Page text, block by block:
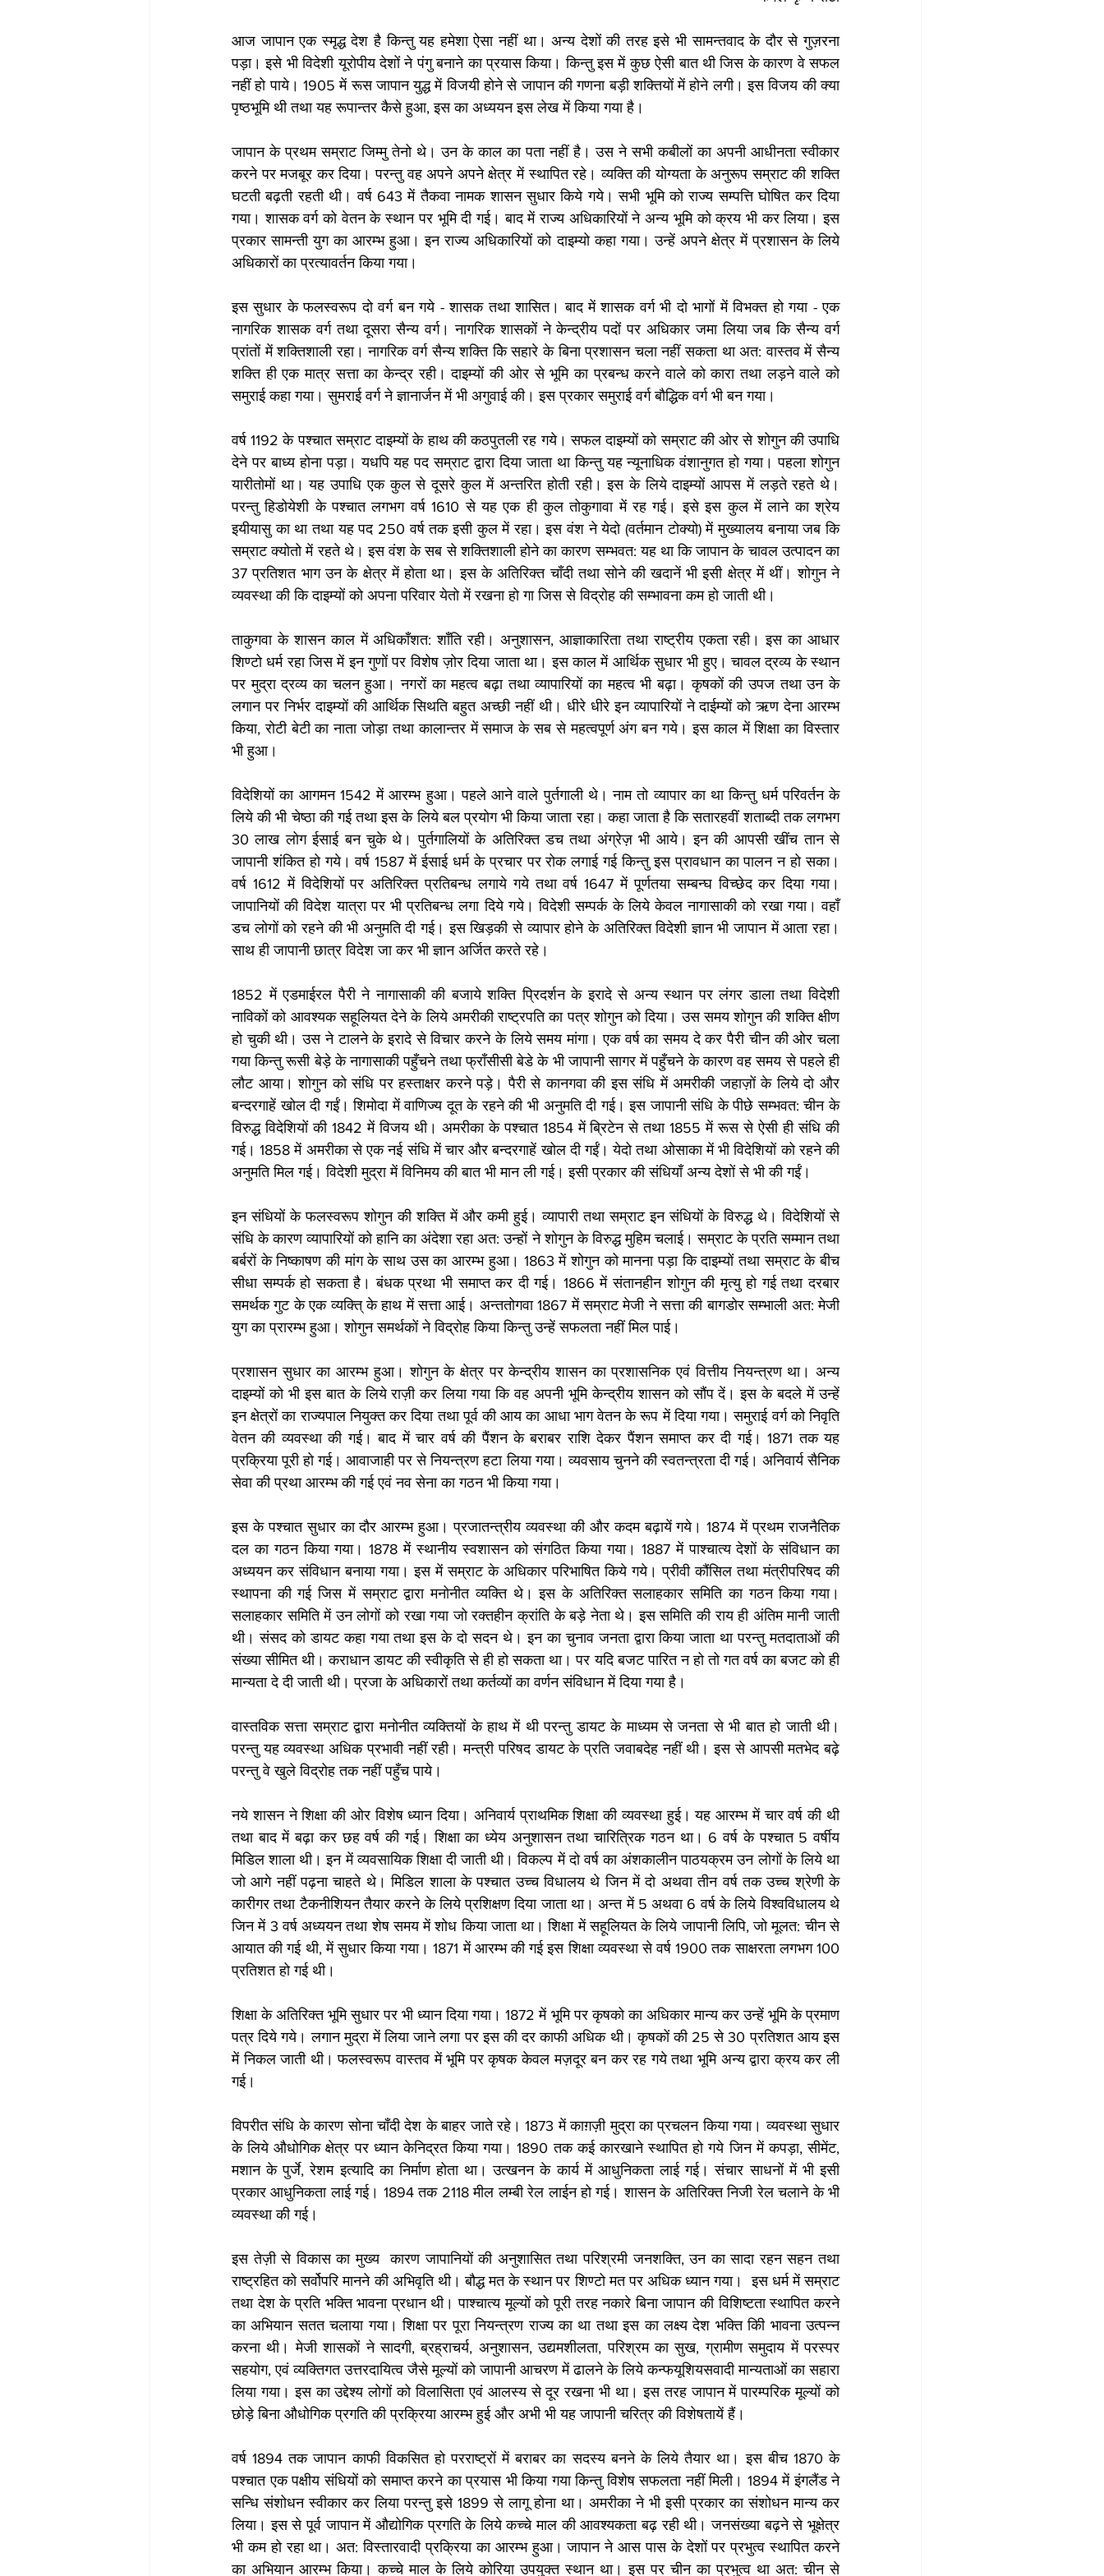
आज जापान एक स्मृद्ध देश है किन्तु यह हमेशा ऐसा नहीं था। अन्य देशों की तरह इसे भी सामन्तवाद के दौर से गुज़रना
पड़ा। इसे भी विदेशी यूरोपीय देशों ने पंगु बनाने का प्रयास किया। किन्तु इस में कुछ ऐसी बात थी जिस के कारण वे सफल
नहीं हो पाये। 1905 में रूस जापान युद्ध में विजयी होने से जापान की गणना बड़ी शक्तियों में होने लगी। इस विजय की क्या
पृष्ठभूमि थी तथा यह रूपान्तर कैसे हुआ, इस का अध्ययन इस लेख में किया गया है।
जापान के प्रथम सम्राट जिम्मु तेनो थे। उन के काल का पता नहीं है। उस ने सभी कबीलों का अपनी आधीनता स्वीकार
करने पर मजबूर कर दिया। परन्तु वह अपने अपने क्षेत्र में स्थापित रहे। व्यक्ति की योग्यता के अनुरूप सम्राट की शक्ति
घटती बढ़ती रहती थी। वर्ष 643 में तैकवा नामक शासन सुधार किये गये। सभी भूमि को राज्य सम्पत्ति घोषित कर दिया
गया। शासक वर्ग को वेतन के स्थान पर भूमि दी गई। बाद में राज्य अधिकारियों ने अन्य भूमि को क्रय भी कर लिया। इस
प्रकार सामन्ती युग का आरम्भ हुआ। इन राज्य अधिकारियों को दाइम्यो कहा गया। उन्हें अपने क्षेत्र में प्रशासन के लिये
अधिकारों का प्रत्यावर्तन किया गया।
इस सुधार के फलस्वरूप दो वर्ग बन गये - शासक तथा शासित। बाद में शासक वर्ग भी दो भागों में विभक्त हो गया - एक
नागरिक शासक वर्ग तथा दूसरा सैन्य वर्ग। नागरिक शासकों ने केन्द्रीय पदों पर अधिकार जमा लिया जब कि सैन्य वर्ग
प्रांतों में शक्तिशाली रहा। नागरिक वर्ग सैन्य शक्ति किे सहारे के बिना प्रशासन चला नहीं सकता था अत: वास्तव में सैन्य
शक्ति ही एक मात्र सत्ता का केन्द्र रही। दाइम्यों की ओर से भूमि का प्रबन्ध करने वाले को कारा तथा लड़ने वाले को
समुराई कहा गया। सुमराई वर्ग ने ज्ञानार्जन में भी अगुवाई की। इस प्रकार समुराई वर्ग बौद्धिक वर्ग भी बन गया।
वर्ष 1192 के पश्चात सम्राट दाइम्यों के हाथ की कठपुतली रह गये। सफल दाइम्यों को सम्राट की ओर से शोगुन की उपाधि
देने पर बाध्य होना पड़ा। यधपि यह पद सम्राट द्वारा दिया जाता था किन्तु यह न्यूनाधिक वंशानुगत हो गया। पहला शोगुन
यारीतोमों था। यह उपाधि एक कुल से दूसरे कुल में अन्तरित होती रही। इस के लिये दाइम्यों आपस में लड़ते रहते थे।
परन्तु हिडोयेशी के पश्चात लगभग वर्ष 1610 से यह एक ही कुल तोकुगावा में रह गई। इसे इस कुल में लाने का श्रेय
इयीयासु का था तथा यह पद 250 वर्ष तक इसी कुल में रहा। इस वंश ने येदो (वर्तमान टोक्यो) में मुख्यालय बनाया जब कि
सम्राट क्योतो में रहते थे। इस वंश के सब से शक्तिशाली होने का कारण सम्भवत: यह था कि जापान के चावल उत्पादन का
37 प्रतिशत भाग उन के क्षेत्र में होता था। इस के अतिरिक्त चाँदी तथा सोने की खदानें भी इसी क्षेत्र में थीं। शोगुन ने
व्यवस्था की कि दाइम्यों को अपना परिवार येतो में रखना हो गा जिस से विद्रोह की सम्भावना कम हो जाती थी।
ताकुगवा के शासन काल में अधिकाँशत: शाँति रही। अनुशासन, आज्ञाकारिता तथा राष्ट्रीय एकता रही। इस का आधार
शिण्टो धर्म रहा जिस में इन गुणों पर विशेष ज़ोर दिया जाता था। इस काल में आर्थिक सुधार भी हुए। चावल द्रव्य के स्थान
पर मुद्रा द्रव्य का चलन हुआ। नगरों का महत्व बढ़ा तथा व्यापारियों का महत्व भी बढ़ा। कृषकों की उपज तथा उन के
लगान पर निर्भर दाइम्यों की आर्थिक सिथति बहुत अच्छी नहीं थी। धीरे धीरे इन व्यापारियों ने दाईम्यों को ऋण देना आरम्भ
किया, रोटी बेटी का नाता जोड़ा तथा कालान्तर में समाज के सब से महत्वपूर्ण अंग बन गये। इस काल में शिक्षा का विस्तार
भी हुआ।
विदेशियों का आगमन 1542 में आरम्भ हुआ। पहले आने वाले पुर्तगाली थे। नाम तो व्यापार का था किन्तु धर्म परिवर्तन के
लिये की भी चेष्ठा की गई तथा इस के लिये बल प्रयोग भी किया जाता रहा। कहा जाता है कि सतारहवीं शताब्दी तक लगभग
30 लाख लोग ईसाई बन चुके थे। पुर्तगालियों के अतिरिक्त डच तथा अंग्रेज़ भी आये। इन की आपसी खींच तान से
जापानी शंकित हो गये। वर्ष 1587 में ईसाई धर्म के प्रचार पर रोक लगाई गई किन्तु इस प्रावधान का पालन न हो सका।
वर्ष 1612 में विदेशियों पर अतिरिक्त प्रतिबन्ध लगाये गये तथा वर्ष 1647 में पूर्णतया सम्बन्घ विच्छेद कर दिया गया।
जापानियों की विदेश यात्रा पर भी प्रतिबन्ध लगा दिये गये। विदेशी सम्पर्क के लिये केवल नागासाकी को रखा गया। वहाँ
डच लोगों को रहने की भी अनुमति दी गई। इस खिड़की से व्यापार होने के अतिरिक्त विदेशी ज्ञान भी जापान में आता रहा।
साथ ही जापानी छात्र विदेश जा कर भी ज्ञान अर्जित करते रहे।
1852 में एडमाईरल पैरी ने नागासाकी की बजाये शक्ति प्रिदर्शन के इरादे से अन्य स्थान पर लंगर डाला तथा विदेशी
नाविकों को आवश्यक सहूलियत देने के लिये अमरीकी राष्ट्रपति का पत्र शोगुन को दिया। उस समय शोगुन की शक्ति क्षीण
हो चुकी थी। उस ने टालने के इरादे से विचार करने के लिये समय मांगा। एक वर्ष का समय दे कर पैरी चीन की ओर चला
गया किन्तु रूसी बेड़े के नागासाकी पहुँचने तथा फ्राँसीसी बेडे के भी जापानी सागर में पहुँचने के कारण वह समय से पहले ही
लौट आया। शोगुन को संधि पर हस्ताक्षर करने पड़े। पैरी से कानगवा की इस संधि में अमरीकी जहाज़ों के लिये दो और
बन्दरगाहें खोल दी गईं। शिमोदा में वाणिज्य दूत के रहने की भी अनुमति दी गई। इस जापानी संधि के पीछे सम्भवत: चीन के
विरुद्ध विदेशियों की 1842 में विजय थी। अमरीका के पश्चात 1854 में बि्रटेन से तथा 1855 में रूस से ऐसी ही संधि की
गई। 1858 में अमरीका से एक नई संधि में चार और बन्दरगाहें खोल दी गईं। येदो तथा ओसाका में भी विदेशियों को रहने की
अनुमति मिल गई। विदेशी मुद्रा में विनिमय की बात भी मान ली गई। इसी प्रकार की संधियाँ अन्य देशों से भी की गईं।
इन संधियों के फलस्वरूप शोगुन की शक्ति में और कमी हुई। व्यापारी तथा सम्राट इन संधियों के विरुद्ध थे। विदेशियों से
संधि के कारण व्यापारियों को हानि का अंदेशा रहा अत: उन्हों ने शोगुन के विरुद्ध मुहिम चलाई। सम्राट के प्रति सम्मान तथा
बर्बरों के निष्काषण की मांग के साथ उस का आरम्भ हुआ। 1863 में शोगुन को मानना पड़ा कि दाइम्यों तथा सम्राट के बीच
सीधा सम्पर्क हो सकता है। बंधक प्रथा भी समाप्त कर दी गई। 1866 में संतानहीन शोगुन की मृत्यु हो गई तथा दरबार
समर्थक गुट के एक व्यक्ति् के हाथ में सत्ता आई। अन्ततोगवा 1867 में सम्राट मेजी ने सत्ता की बागडोर सम्भाली अत: मेजी
युग का प्रारम्भ हुआ। शोगुन समर्थकों ने विद्रोह किया किन्तु उन्हें सफलता नहीं मिल पाई।
प्रशासन सुधार का आरम्भ हुआ। शोगुन के क्षेत्र पर केन्द्रीय शासन का प्रशासनिक एवं वित्तीय नियन्त्रण था। अन्य
दाइम्यों को भी इस बात के लिये राज़ी कर लिया गया कि वह अपनी भूमि केन्द्रीय शासन को सौंप दें। इस के बदले में उन्हें
इन क्षेत्रों का राज्यपाल नियुक्त कर दिया तथा पूर्व की आय का आधा भाग वेतन के रूप में दिया गया। समुराई वर्ग को निवृति
वेतन की व्यवस्था की गई। बाद में चार वर्ष की पैंशन के बराबर राशि देकर पैंशन समाप्त कर दी गई। 1871 तक यह
प्रक्रिया पूरी हो गई। आवाजाही पर से नियन्त्रण हटा लिया गया। व्यवसाय चुनने की स्वतन्त्रता दी गई। अनिवार्य सैनिक
सेवा की प्रथा आरम्भ की गई एवं नव सेना का गठन भी किया गया।
इस के पश्चात सुधार का दौर आरम्भ हुआ। प्रजातन्त्रीय व्यवस्था की और कदम बढ़ायें गये। 1874 में प्रथम राजनैतिक
दल का गठन किया गया। 1878 में स्थानीय स्वशासन को संगठित किया गया। 1887 में पाश्चात्य देशों के संविधान का
अध्ययन कर संविधान बनाया गया। इस में सम्राट के अधिकार परिभाषित किये गये। प्रीवी कौंसिल तथा मंत्रीपरिषद की
स्थापना की गई जिस में सम्राट द्वारा मनोनीत व्यक्ति थे। इस के अतिरिक्त सलाहकार समिति का गठन किया गया।
सलाहकार समिति में उन लोगों को रखा गया जो रक्तहीन क्रांति के बड़े नेता थे। इस समिति की राय ही अंतिम मानी जाती
थी। संसद को डायट कहा गया तथा इस के दो सदन थे। इन का चुनाव जनता द्वारा किया जाता था परन्तु मतदाताओं की
संख्या सीमित थी। कराधान डायट की स्वीकृति से ही हो सकता था। पर यदि बजट पारित न हो तो गत वर्ष का बजट को ही
मान्यता दे दी जाती थी। प्रजा के अधिकारों तथा कर्तव्यों का वर्णन संविधान में दिया गया है।
वास्तविक सत्ता सम्राट द्वारा मनोनीत व्यक्तियों के हाथ में थी परन्तु डायट के माध्यम से जनता से भी बात हो जाती थी।
परन्तु यह व्यवस्था अधिक प्रभावी नहीं रही। मन्त्री परिषद डायट के प्रति जवाबदेह नहीं थी। इस से आपसी मतभेद बढ़े
परन्तु वे खुले विद्रोह तक नहीं पहुँच पाये।
नये शासन ने शिक्षा की ओर विशेष ध्यान दिया। अनिवार्य प्राथमिक शिक्षा की व्यवस्था हुई। यह आरम्भ में चार वर्ष की थी
तथा बाद में बढ़ा कर छह वर्ष की गई। शिक्षा का ध्येय अनुशासन तथा चारित्रिक गठन था। 6 वर्ष के पश्चात 5 वर्षीय
मिडिल शाला थी। इन में व्यवसायिक शिक्षा दी जाती थी। विकल्प में दो वर्ष का अंशकालीन पाठयक्रम उन लोगों के लिये था
जो आगे नहीं पढ़ना चाहते थे। मिडिल शाला के पश्चात उच्च विधालय थे जिन में दो अथवा तीन वर्ष तक उच्च श्रेणी के
कारीगर तथा टैकनीशियन तैयार करने के लिये प्रशिक्षण दिया जाता था। अन्त में 5 अथवा 6 वर्ष के लिये विश्वविधालय थे
जिन में 3 वर्ष अध्ययन तथा शेष समय में शोध किया जाता था। शिक्षा में सहूलियत के लिये जापानी लिपि, जो मूलत: चीन से
आयात की गई थी, में सुधार किया गया। 1871 में आरम्भ की गई इस शिक्षा व्यवस्था से वर्ष 1900 तक साक्षरता लगभग 100
प्रतिशत हो गई थी।
शिक्षा के अतिरिक्त भूमि सुधार पर भी ध्यान दिया गया। 1872 में भूमि पर कृषको का अधिकार मान्य कर उन्हें भूमि के प्रमाण
पत्र दिये गये। लगान मुद्रा में लिया जाने लगा पर इस की दर काफी अधिक थी। कृषकों की 25 से 30 प्रतिशत आय इस
में निकल जाती थी। फलस्वरूप वास्तव में भूमि पर कृषक केवल मज़दूर बन कर रह गये तथा भूमि अन्य द्वारा क्रय कर ली
गई।
विपरीत संधि के कारण सोना चाँदी देश के बाहर जाते रहे। 1873 में काग़ज़ी मुद्रा का प्रचलन किया गया। व्यवस्था सुधार
के लिये औधोगिक क्षेत्र पर ध्यान केनिद्रत किया गया। 1890 तक कई कारखाने स्थापित हो गये जिन में कपड़ा, सीमेंट,
मशान के पुर्जे, रेशम इत्यादि का निर्माण होता था। उत्खनन के कार्य में आधुनिकता लाई गई। संचार साधनों में भी इसी
प्रकार आधुनिकता लाई गई। 1894 तक 2118 मील लम्बी रेल लाईन हो गई। शासन के अतिरिक्त निजी रेल चलाने के भी
व्यवस्था की गई।
इस तेज़ी से विकास का मुख्य  कारण जापानियों की अनुशासित तथा परिश्रमी जनशक्ति, उन का सादा रहन सहन तथा
राष्ट्रहित को सर्वोपरि मानने की अभिवृति थी। बौद्ध मत के स्थान पर शिण्टो मत पर अधिक ध्यान गया।  इस धर्म में सम्राट
तथा देश के प्रति भक्ति भावना प्रधान थी। पाश्चात्य मूल्यों को पूरी तरह नकारे बिना जापान की विशिष्टता स्थापित करने
का अभियान सतत चलाया गया। शिक्षा पर पूरा नियन्त्रण राज्य का था तथा इस का लक्ष्य देश भक्ति किी भावना उत्पन्न
करना थी। मेजी शासकों ने सादगी, ब्रह्राचर्य, अनुशासन, उद्यमशीलता, परिश्रम का सुख, ग्रामीण समुदाय में परस्पर
सहयोग, एवं व्यक्तिगत उत्तरदायित्व जैसे मूल्यों को जापानी आचरण में ढालने के लिये कन्फयूशियसवादी मान्यताओं का सहारा
लिया गया। इस का उद्देश्य लोगों को विलासिता एवं आलस्य से दूर रखना भी था। इस तरह जापान में पारम्परिक मूल्यों को
छोड़े बिना औधोगिक प्रगति की प्रक्रिया आरम्भ हुई और अभी भी यह जापानी चरित्र की विशेषतायें हैं।
वर्ष 1894 तक जापान काफी विकसित हो परराष्ट्रों में बराबर का सदस्य बनने के लिये तैयार था। इस बीच 1870 के
पश्चात एक पक्षीय संधियों को समाप्त करने का प्रयास भी किया गया किन्तु विशेष सफलता नहीं मिली। 1894 में इंगलैंड ने
सन्धि संशोधन स्वीकार कर लिया परन्तु इसे 1899 से लागू होना था। अमरीका ने भी इसी प्रकार का संशोधन मान्य कर
लिया। इस से पूर्व जापान में औद्योगिक प्रगति के लिये कच्चे माल की आवश्यकता बढ़ रही थी। जनसंख्या बढ़ने से भूक्षेत्र
भी कम हो रहा था। अत: विस्तारवादी प्रक्रिया का आरम्भ हुआ। जापान ने आस पास के देशों पर प्रभुत्व स्थापित करने
का अभियान आरम्भ किया। कच्चे माल के लिये कोरिया उपयुक्त स्थान था। इस पर चीन का प्रभुत्व था अत: चीन से